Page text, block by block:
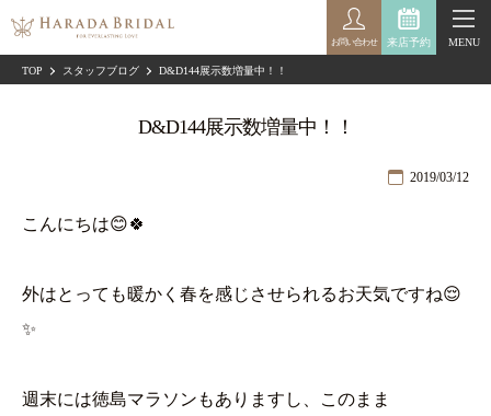
来店予約
お問い合わせ MENU
TOP スタッフブログ D&D144展示数増量中！！
D&D144展示数増量中！！
2019/03/12
こんにちは😊🍀
外はとっても暖かく春を感じさせられるお天気ですね😌
✨
週末には徳島マラソンもありますし、このまま